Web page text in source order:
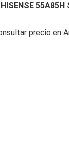
precio en